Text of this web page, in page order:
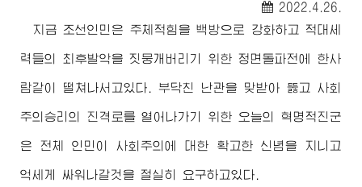
2022.4.26.
지금 조선인민은 주체적힘을 백방으로 강화하고 적대세
력들의 최후발악을 짓뭉개버리기 위한 정면돌파전에 한사
람같이 떨쳐나서고있다. 부닥친 난관을 맞받아 뚫고 사회
주의승리의 진격로를 열어나가기 위한 오늘의 혁명적진군
은 전체 인민이 사회주의에 대한 확고한 신념을 지니고
억세게 싸워나갈것을 절실히 요구하고있다.